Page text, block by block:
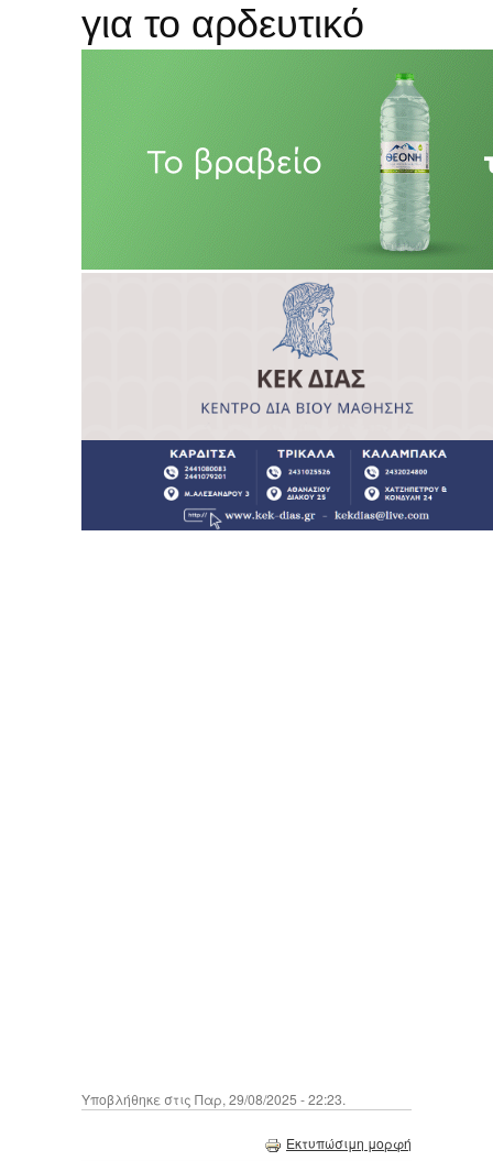
για το αρδευτικό
Υποβλήθηκε στις Παρ, 29/08/2025 - 22:23.
Εκτυπώσιμη μορφή